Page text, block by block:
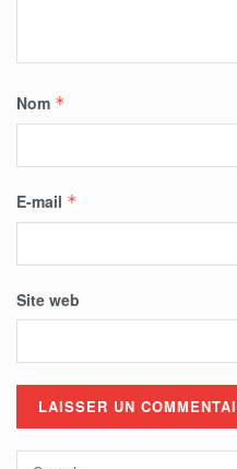
Nom *
E-mail *
Site web